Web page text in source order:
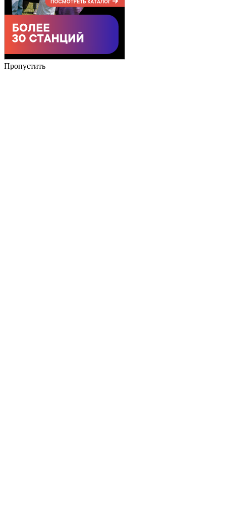
Пропустить